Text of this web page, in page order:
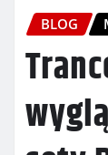
BLOG